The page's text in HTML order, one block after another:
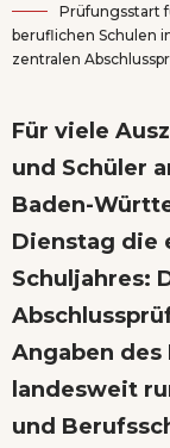
Prüfungsstart
beruflichen Schulen
zentralen
Für viele
und Schüler
Baden-
Dienstag die
Schuljahres:
Angaben
landesweit
und